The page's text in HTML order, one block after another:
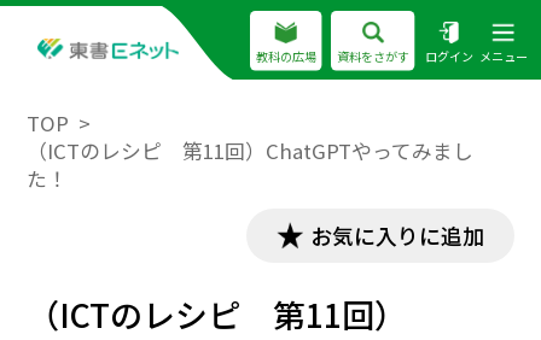
教科の広場 資料をさがす ログイン メニュー
TOP
（ICTのレシピ 第11回）ChatGPTやってみまし
た！
お気に入りに追加
（ICTのレシピ 第11回）